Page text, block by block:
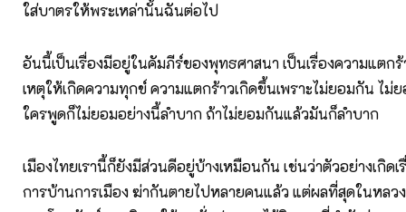
ใส่บาตรให้พระเหล่านั้นฉันต่อไป
อันนี้เป็นเรื่องมีอยู่ในคัมภีร์ของพุทธศาสนา เป็นเรื่องความแตก
เหตุให้เกิดความทุกข์ ความแตกร้าวเกิดขึ้นเพราะไม่ยอมกัน ไม่ย
ใครพูดก็ไม่ยอมอย่างนี้ลำบาก ถ้าไม่ยอมกันแล้วมันก็ลำบาก
เมืองไทยเรานี้ก็ยังมีส่วนดีอยู่บ้างเหมือนกัน เช่นว่าตัวอย่างเกิดเ
การบ้านการเมือง ฆ่ากันตายไปหลายคนแล้ว แต่ผลที่สุดในหลว